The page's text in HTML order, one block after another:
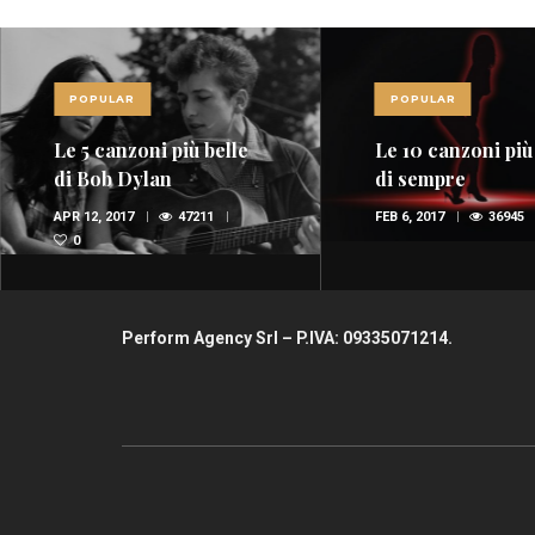
POPULAR
Le 10 canzoni più sexy
di sempre
FEB 6, 2017 36945
POPULAR
Red Power, nel
della musica
spopolano i rossi
OTT 29, 2015
35654
Perform Agency Srl – P.IVA: 09335071214.